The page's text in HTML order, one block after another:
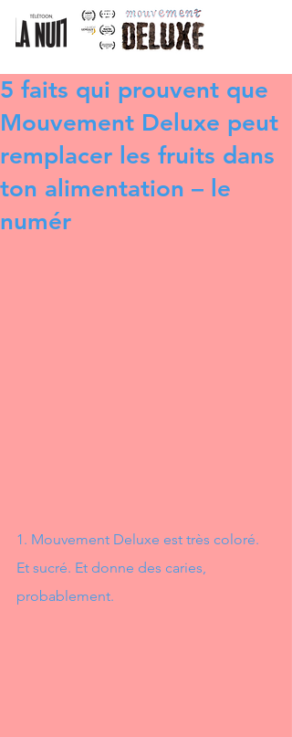
5 faits qui prouvent que
Mouvement Deluxe peut
remplacer les fruits dans
ton alimentation – le
numér
1. Mouvement Deluxe est très coloré.
Et sucré. Et donne des caries,
probablement.